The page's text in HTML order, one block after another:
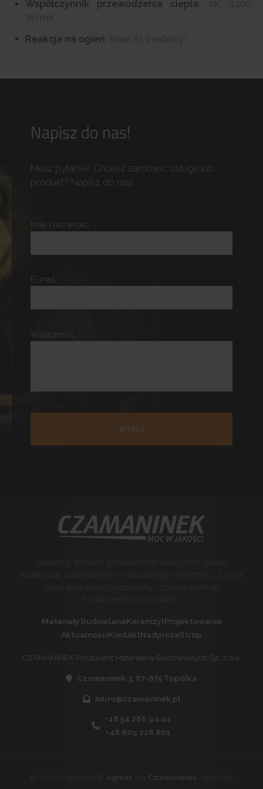
Współczynnik przewodzenia ciepła: ok. 0,100
W/mK
Reakcja na ogień: klasa A1 (niepalny)
Napisz do nas!
Masz pytanie? Chcesz zamówić usługę lub
produkt? Napisz do nas!
Imię i nazwisko
E-mail *
Wiadomość *
WYŚLIJ
Materiały budowlaneKeramzytProjektowanie
AktualnościKontaktNadprożaStrop
CZAMANINEK Producent Materiałów Budowlanych Sp. z o.o.
Czamaninek 3, 87-875 Topólka
biuro@czamaninek.pl
+48 54 286 94 44
+48 609 228 801
Agmardla Czamaninek